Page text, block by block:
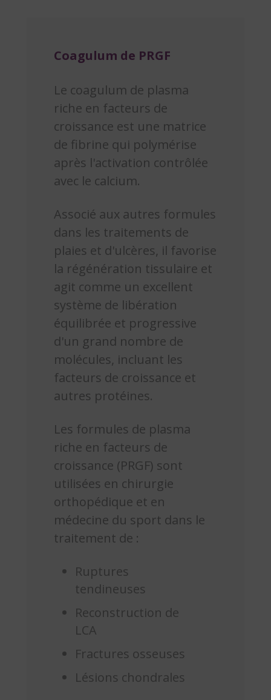
Coagulum de PRGF
Le coagulum de plasma
riche en facteurs de
croissance est une matrice
de fibrine qui polymérise
après l'activation contrôlée
avec le calcium.
Associé aux autres formules
dans les traitements de
plaies et d'ulcères, il favorise
la régénération tissulaire et
agit comme un excellent
système de libération
équilibrée et progressive
d'un grand nombre de
molécules, incluant les
facteurs de croissance et
autres protéines.
Les formules de plasma
riche en facteurs de
croissance (PRGF) sont
utilisées en chirurgie
orthopédique et en
médecine du sport dans le
traitement de :
Ruptures
tendineuses
Reconstruction de
LCA
Fractures osseuses
Lésions chondrales